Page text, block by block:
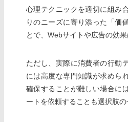
心理テクニックを適切に組み
りのニーズに寄り添った「価
とで、Webサイトや広告の効果
ただし、実際に消費者の行動
には高度な専門知識が求めら
確保することが難しい場合に
ートを依頼することも選択肢の